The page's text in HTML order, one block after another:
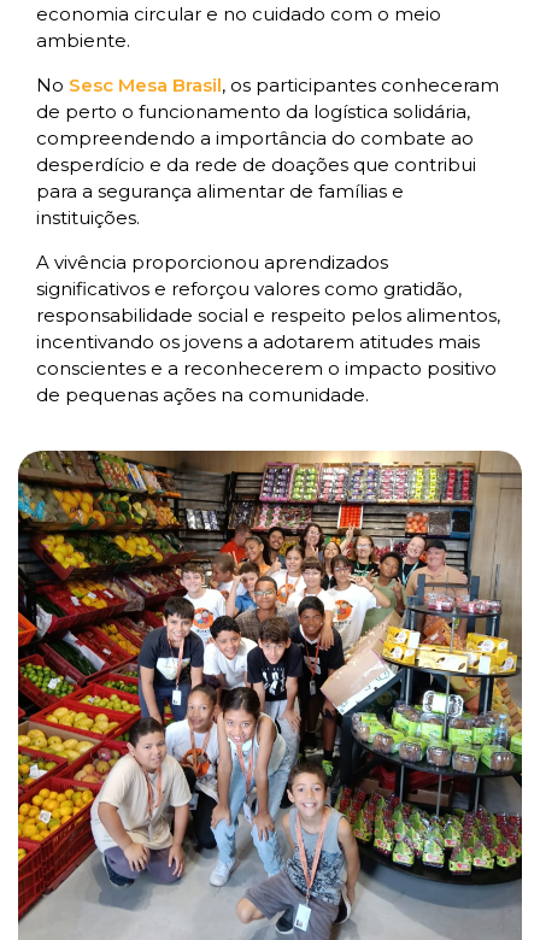
economia circular e no cuidado com o meio
ambiente.
No Sesc Mesa Brasil, os participantes conheceram
de perto o funcionamento da logística solidária,
compreendendo a importância do combate ao
desperdício e da rede de doações que contribui
para a segurança alimentar de famílias e
instituições.
A vivência proporcionou aprendizados
significativos e reforçou valores como gratidão,
responsabilidade social e respeito pelos alimentos,
incentivando os jovens a adotarem atitudes mais
conscientes e a reconhecerem o impacto positivo
de pequenas ações na comunidade.